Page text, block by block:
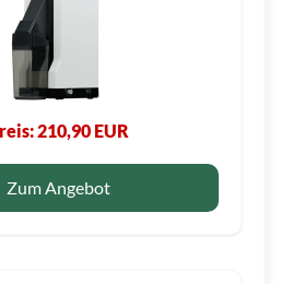
210,90 EUR
Zum Angebot